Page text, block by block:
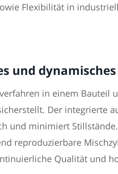
Flexibilität in
und
in einem Bauteil
Der integrierte
und minimiert
reproduzierbare
Qualität und